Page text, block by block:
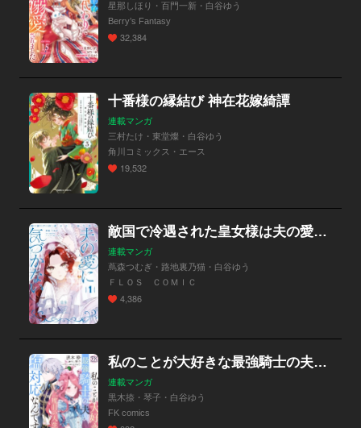
星那しほり・百門一新・白谷ゆう
Berry’s Fantasy
32,384
十番様の縁結び 神在花嫁綺譚
連載マンガ
三村たけ・東堂燦・白谷ゆう
角川コミックス・エース
19,532
敵国で冷遇された皇女様は夫の愛に気づかない【分冊版】
連載マンガ
蔦森つむぎ・路地裏乃猫・白谷ゆう
ＦＬＯＳ ＣＯＭＩＣ
4,386
私のことが大好きな最強騎士の夫が、二度目の人生では塩対応なんですが！？【単話売】
連載マンガ
黒木捺・琴子・白谷ゆう
FK comics